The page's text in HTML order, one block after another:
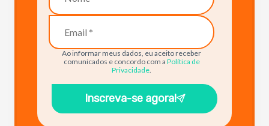
Ao informar meus dados, eu aceito receber
comunicados e concordo com a Política de
Privacidade.
Inscreva-se agora!